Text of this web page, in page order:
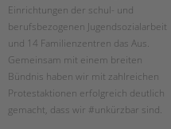
BETREUTES WOHNEN
TANDEM BTL AKADEMIE
Zertfikatskurse
Seminarkalender
Einrichtungen der schul- und
berufsbezogenen Jugendsozialarbeit
und 14 Familienzentren das Aus.
Gemeinsam mit einem breiten
Bündnis haben wir mit zahlreichen
Protestaktionen erfolgreich deutlich
gemacht, dass wir #unkürzbar sind.